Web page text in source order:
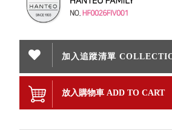
加入追蹤清單
放入購物車 ADD TO CART